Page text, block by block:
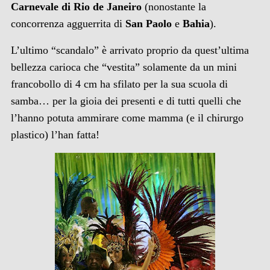
Carnevale di Rio de Janeiro(nonostante la
concorrenza agguerrita di San Paoloe Bahia).
L’ultimo “scandalo” è arrivato proprio da quest’ultima
bellezza carioca che “vestita” solamente da un mini
francobollo di 4 cm ha sfilato per la sua scuola di
samba… per la gioia dei presenti e di tutti quelli che
l’hanno potuta ammirare come mamma (e il chirurgo
plastico) l’han fatta!